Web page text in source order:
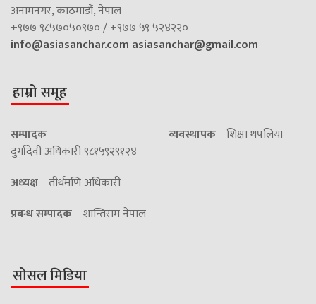
अनामनगर, काठमाडौं, नेपाल
+९७७ ९८५७०५०९७० / +९७७ ५९ ५२४२२०
info@asiasanchar.com asiasanchar@gmail.com
हाम्रो समूह
सम्पादक
दुर्गादेवी अधिकारी ९८१५९२९१२४
व्यवस्थापक शिक्षा थपलिया
अध्यक्ष तीर्थमणि अधिकारी
प्रबन्ध सम्पादक शान्तिराम नेपाल
सोसल मिडिया